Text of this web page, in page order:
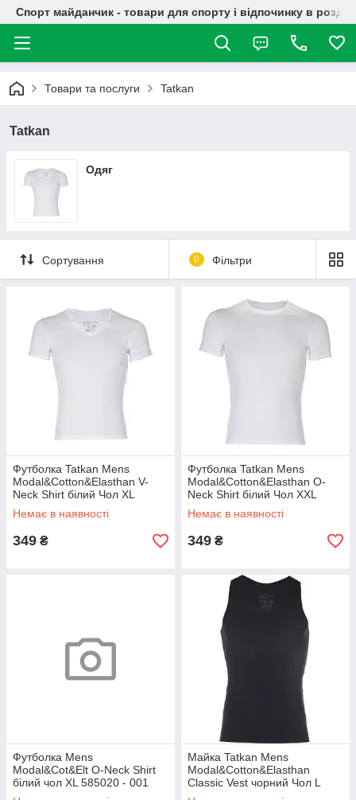
Спорт майданчик - товари для спорту і відпочинку в
Товари та послуги Tatkan
Tatkan
Одяг
Сортування 0 Фільтри
Футболка Tatkan Mens
Modal&Cotton&Elasthan V-
Neck Shirt білий Чол XL
Немає в наявності
349 ₴
Футболка Tatkan Mens
Modal&Cotton&Elasthan O-
Neck Shirt білий Чол XXL
Немає в наявності
349 ₴
Футболка Mens
Modal&Cot&Elt O-Neck Shirt
білий чол XL 585020 - 001
Майка Tatkan Mens
Modal&Cotton&Elasthan
Classic Vest чорний Чол L